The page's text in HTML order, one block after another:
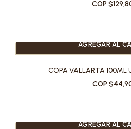
COP
AGREGAR AL
COPA VALLARTA 100ML
COP
AGREGAR AL